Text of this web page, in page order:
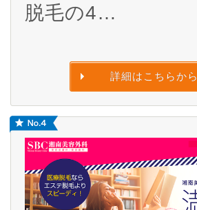
脱毛の4…
詳細はこちらから